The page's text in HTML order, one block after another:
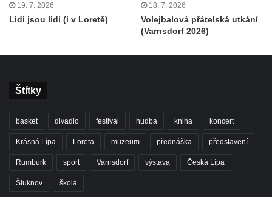
19. 7. 2026
Lidi jsou lidi (i v Loretě)
18. 7. 2026
Volejbalová přátelská utkání
(Varnsdorf 2026)
Štítky
basket divadlo festival hudba kniha koncert
Krásná Lípa Loreta muzeum přednáška představení
Rumburk sport Varnsdorf výstava Česká Lípa
Šluknov škola